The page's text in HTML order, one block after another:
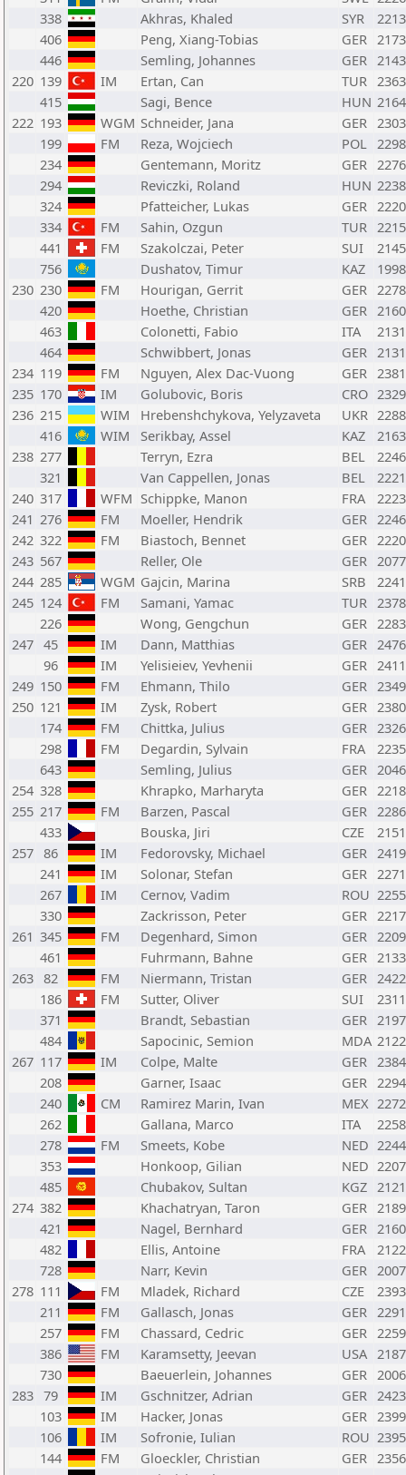
338
Akhras, Khaled SYR
2213
406
Peng, Xiang-Tobias GER 2173
446
Semling, Johannes GER 2143
220 139 IM Ertan, Can TUR 2363
415
Sagi, Bence HUN 2164
222 193 WGM Schneider, Jana GER 2303
199
FM Reza, Wojciech POL 2298
234
Gentemann, Moritz GER 2276
294
Reviczki, Roland HUN 2238
324
Pfatteicher, Lukas GER 2220
334
FM Sahin, Ozgun TUR 2215
441
FM Szakolczai, Peter SUI
2145
756
Dushatov, Timur KAZ
1998
230 230 FM Hourigan, Gerrit GER 2278
420
Hoethe, Christian GER 2160
463
Colonetti, Fabio ITA
2131
464
Schwibbert, Jonas GER 2131
234 119 FM Nguyen, Alex Dac-Vuong GER 2381
235 170 IM Golubovic, Boris CRO 2329
236 215 WIM Hrebenshchykova, Yelyzaveta UKR 2288
416
WIM Serikbay, Assel KAZ
2163
238 277 Terryn, Ezra BEL
2246
321
Van Cappellen, Jonas BEL
2221
240 317 WFM Schippke, Manon FRA
2223
241 276 FM Moeller, Hendrik GER 2246
242 322 FM Biastoch, Bennet GER 2220
243 567 Reller, Ole GER 2077
244 285 WGM Gajcin, Marina SRB
2241
245 124 FM Samani, Yamac TUR 2378
226
Wong, Gengchun GER 2283
247 45 IM Dann, Matthias GER 2476
96
IM Yelisieiev, Yevhenii GER 2411
249 150 FM Ehmann, Thilo GER 2349
250 121 IM Zysk, Robert GER 2380
174
FM Chittka, Julius GER 2326
298
FM Degardin, Sylvain FRA
2235
643
Semling, Julius GER 2046
254 328 Khrapko, Marharyta GER 2218
255 217 FM Barzen, Pascal GER 2286
433
Bouska, Jiri CZE
2151
257 86 IM Fedorovsky, Michael GER 2419
241
IM Solonar, Stefan GER 2271
267
IM Cernov, Vadim ROU 2255
330
Zackrisson, Peter GER 2217
261 345 FM Degenhard, Simon GER 2209
461
Fuhrmann, Bahne GER 2133
263 82 FM Niermann, Tristan GER 2422
186
FM Sutter, Oliver SUI
2311
371
Brandt, Sebastian GER 2197
484
Sapocinic, Semion MDA 2122
267 117 IM Colpe, Malte GER 2384
208
Garner, Isaac GER 2294
240
CM Ramirez Marin, Ivan MEX 2272
262
Gallana, Marco ITA
2258
278
FM Smeets, Kobe NED 2244
353
Honkoop, Gilian NED 2207
485
Chubakov, Sultan KGZ 2121
274 382 Khachatryan, Taron GER 2189
421
Nagel, Bernhard GER 2160
482
Ellis, Antoine FRA
2122
728
Narr, Kevin GER 2007
278 111 FM Mladek, Richard CZE
2393
211
FM Gallasch, Jonas GER 2291
257
FM Chassard, Cedric GER 2259
386
FM Karamsetty, Jeevan USA 2187
730
Baeuerlein, Johannes GER 2006
283 79 IM Gschnitzer, Adrian GER 2423
103
IM Hacker, Jonas GER 2399
106
IM Sofronie, Iulian ROU 2395
144
FM Gloeckler, Christian GER 2356